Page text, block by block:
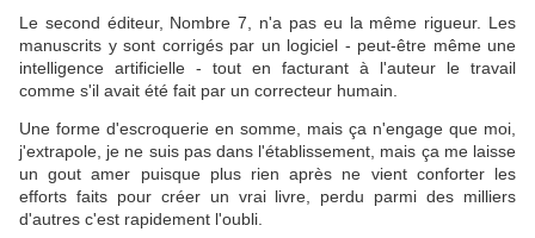
Le second éditeur, Nombre 7, n'a pas eu la même rigueur. Les
manuscrits y sont corrigés par un logiciel - peut-être même une
intelligence artificielle - tout en facturant à l'auteur le travail
comme s'il avait été fait par un correcteur humain.
Une forme d'escroquerie en somme, mais ça n'engage que moi,
j'extrapole, je ne suis pas dans l'établissement, mais ça me laisse
un gout amer puisque plus rien après ne vient conforter les
efforts faits pour créer un vrai livre, perdu parmi des milliers
d'autres c'est rapidement l'oubli.